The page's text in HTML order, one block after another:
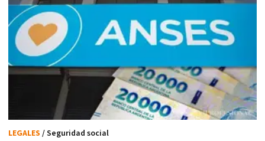
LEGALES / Seguridad social